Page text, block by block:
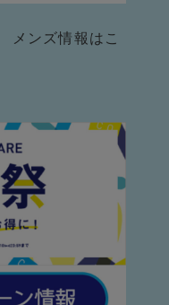
メンズ情報はこ